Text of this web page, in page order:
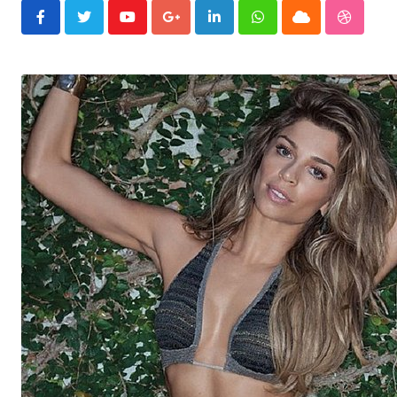
YoutubeGoogle+LinkedInWhatsappCloud